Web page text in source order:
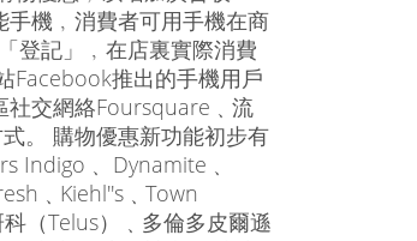
手機﹐消費者可用手機在商
登記」﹐在店裏實際消費
Facebook推出的手機用戶
社交網絡Foursquare﹑流
。 購物優惠新功能初步有
Indigo﹑ Dynamite﹑
（Telus）﹑多倫多皮爾遜